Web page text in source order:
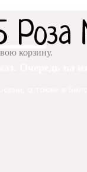
корзину.